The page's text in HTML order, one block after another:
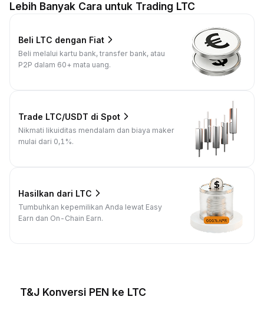
Lebih Banyak Cara untuk Trading LTC
Beli LTC dengan Fiat
Beli melalui kartu bank, transfer bank, atau
P2P dalam 60+ mata uang.
Trade LTC/USDT di Spot
Nikmati likuiditas mendalam dan biaya maker
mulai dari 0,1%.
Hasilkan dari LTC
Tumbuhkan kepemilikan Anda lewat Easy
Earn dan On-Chain Earn.
T&J Konversi PEN ke LTC